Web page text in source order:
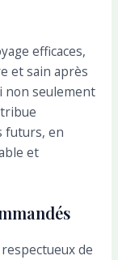
efficaces,
et sain après
non seulement
futurs, en
et
de